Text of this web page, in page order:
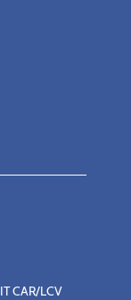
CAR/LCV